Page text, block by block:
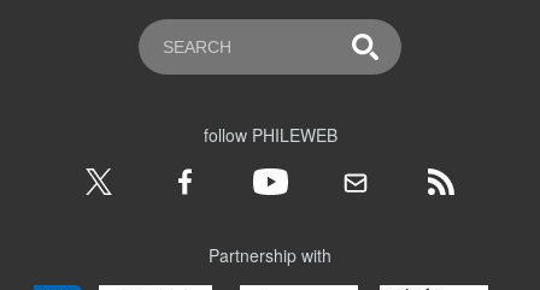
follow PHILEWEB
Partnership with